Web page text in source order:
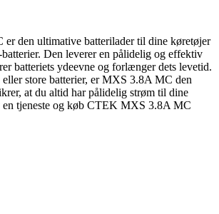
den ultimative batterilader til dine køretøjer
Den leverer en pålidelig og effektiv
batteriets ydeevne og forlænger dets levetid.
eller store batterier, er MXS 3.8A MC den
at du altid har pålidelig strøm til dine
en tjeneste og køb CTEK MXS 3.8A MC